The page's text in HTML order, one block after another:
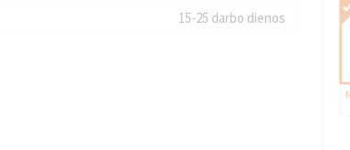
15-25 darbo dienos